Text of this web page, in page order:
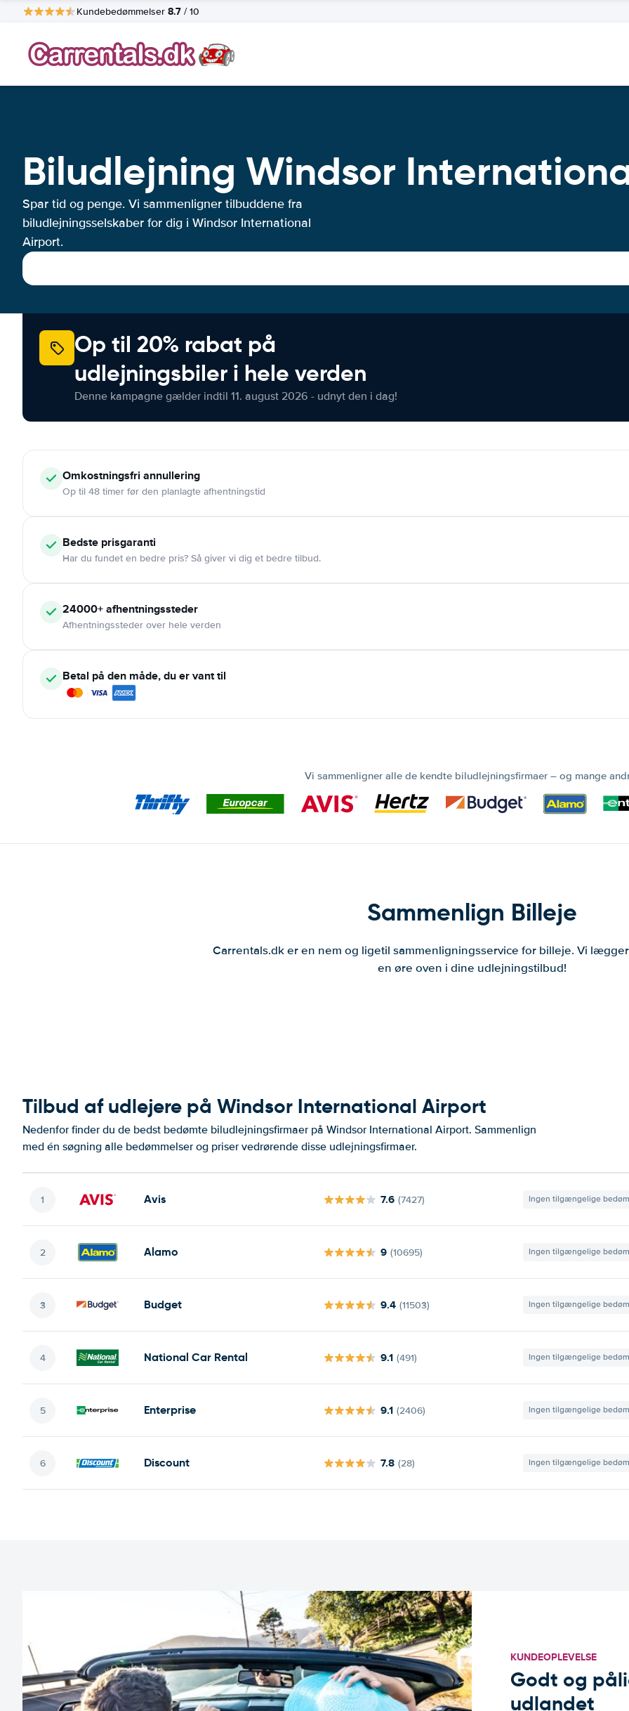
Kundebedømmelser 8.7 / 10
Biludlejning Windsor
Spar tid og penge. Vi sammenligner tilbuddene fra
biludlejningsselskaber for dig i Windsor International
Airport.
Op til 20% rabat på
udlejningsbiler i hele verden
Denne kampagne gælder indtil 11. august 2026 - udnyt den i dag!
Omkostningsfri annullering
Op til 48 timer før den planlagte afhentningstid
Bedste prisgaranti
Har du fundet en bedre pris? Så giver vi dig et bedre tilbud.
24000+afhentningssteder
Afhentningssteder over hele verden
Betal på den måde, du er vant til
Vi sammenligner alle de kendte biludlejningsfirmaer – og mange
Sammenlign Billeje
Carrentals.dk er en nem og ligetil sammenligningsservice for billeje. Vi
en øre oven i dine udlejningstilbud!
Tilbud af udlejere på Windsor International Airport
Nedenfor finder du de bedst bedømte biludlejningsfirmaer på Windsor International Airport. Sammenlign
med én søgning alle bedømmelser og priser vedrørende disse udlejningsfirmaer.
Avis 7.6 (7427) Ingen tilgængelige
Alamo 9 (10695) Ingen tilgængelige
Budget 9.4 (11503) Ingen tilgængelige
National Car Rental 9.1 (491) Ingen tilgængelige
Enterprise 9.1 (2406) Ingen tilgængelige
Discount 7.8 (28) Ingen tilgængelige
KUNDEOPLEVELSE
Godt og
udlandet